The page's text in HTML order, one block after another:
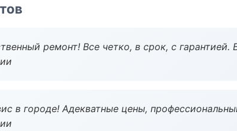
ремонт! Все четко, в срок, с
в городе! Адекватные цены,